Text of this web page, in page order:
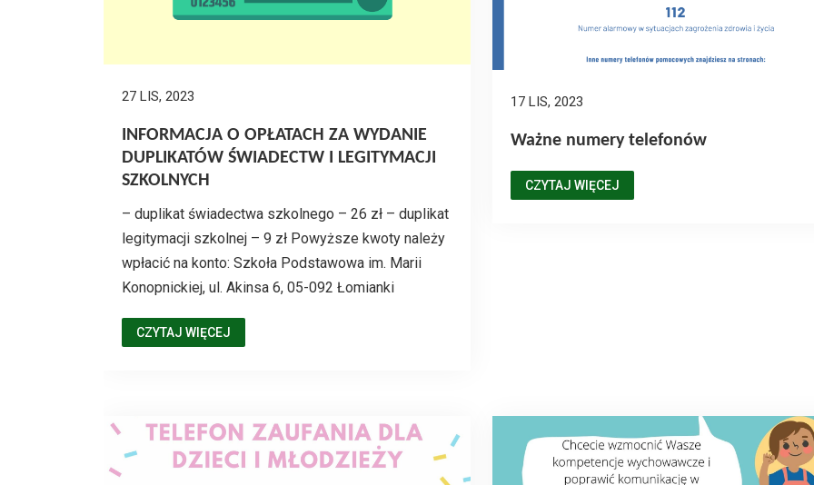
27 LIS, 2023
INFORMACJA O OPŁATACH ZA WYDANIE
DUPLIKATÓW ŚWIADECTW I LEGITYMACJI
SZKOLNYCH
– duplikat świadectwa szkolnego – 26 zł – duplikat
legitymacji szkolnej – 9 zł Powyższe kwoty należy
wpłacić na konto: Szkoła Podstawowa im. Marii
Konopnickiej, ul. Akinsa 6, 05-092 Łomianki
CZYTAJ WIĘCEJ
17 LIS, 2023
Ważne numery telefonów
CZYTAJ WIĘCEJ